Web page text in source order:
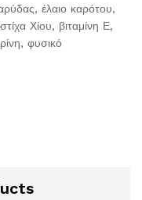
έλαιο καρότου,
Χίου, βιταμίνη Ε,
φυσικό